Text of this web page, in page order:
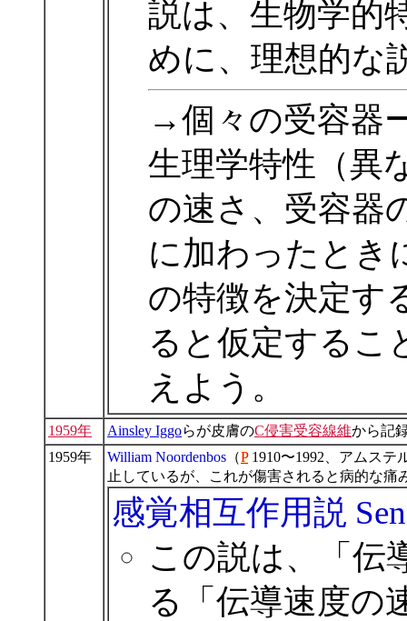
説は、生物学的
めに、理想的な
→個々の受容器
生理学特性（異
の速さ、受容器
に加わったとき
の特徴を決定す
ると仮定するこ
えよう。
1959年 Ainsley Iggoらが皮膚のC侵害受容線維から記
1959年
William Noordenbos （P1910〜1992、アムステ
止しているが、これが傷害されると病的な
感覚相互作用説
この説は、「伝
る「伝導速度の